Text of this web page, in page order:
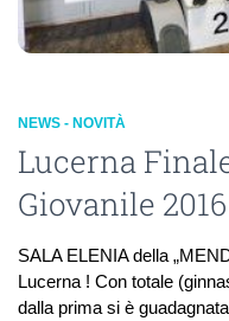
NEWS - NOVITÀ
Lucerna
Giovanile 2016
SALA ELENIA della
Lucerna ! Con totale
dalla prima si è